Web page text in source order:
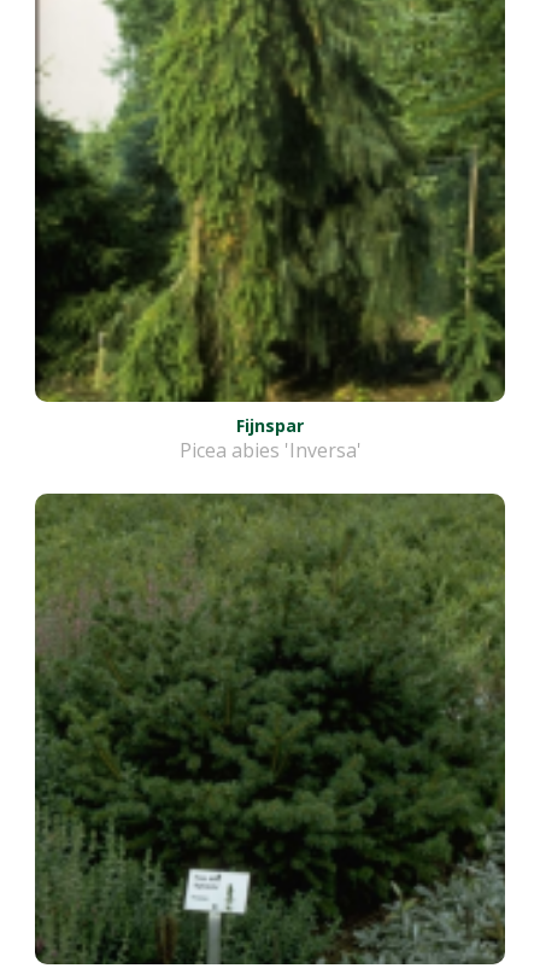
Fijnspar
Picea abies 'Inversa'